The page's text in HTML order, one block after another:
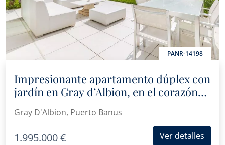
PANR-14198
Impresionante apartamento dúplex con
jardín en Gray d’Albion, en el corazón
de Puerto Banús
Gray D'Albion, Puerto Banus
1.995.000 € Ver detalles